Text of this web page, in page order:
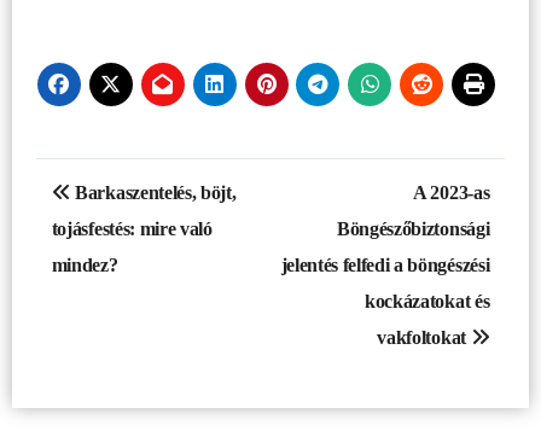
Bejegyzés
navigáció
Barkaszentelés, böjt,
tojásfestés: mire való
mindez?
A 2023-as
Böngészőbiztonsági
jelentés felfedi a böngészési
kockázatokat és
vakfoltokat